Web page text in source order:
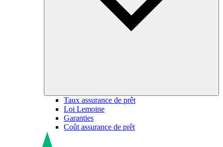
Taux assurance de prêt
Loi Lemoine
Garanties
Coût assurance de prêt